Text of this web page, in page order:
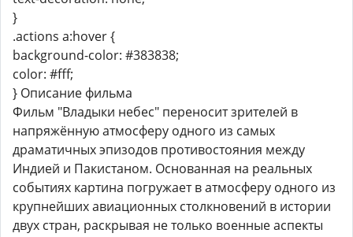
}
.actions a:hover {
background-color: #383838;
color: #fff;
} Описание фильма
Фильм "Владыки небес" переносит зрителей в
напряжённую атмосферу одного из самых
драматичных эпизодов противостояния между
Индией и Пакистаном. Основанная на реальных
событиях картина погружает в атмосферу одного из
крупнейших авиационных столкновений в истории
двух стран, раскрывая не только военные аспекты